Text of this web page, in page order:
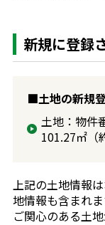
新規に登録
■土地の新規
土地：物件
101.27㎡（
上記の土地情報
地情報も含まれま
ご関心のある土